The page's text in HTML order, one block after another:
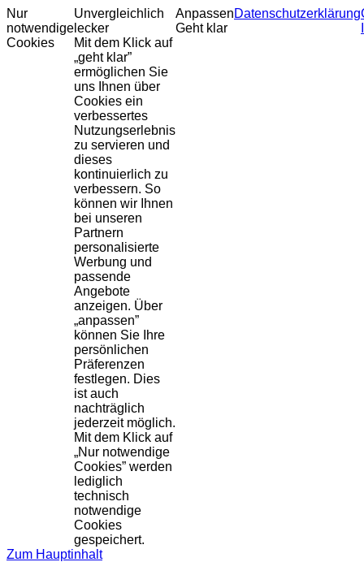
Nur
notwendige
Cookies
Unvergleichlich
lecker
Mit dem Klick auf
„geht klar”
ermöglichen Sie
uns Ihnen über
Cookies ein
verbessertes
Nutzungserlebnis
zu servieren und
dieses
kontinuierlich zu
verbessern. So
können wir Ihnen
bei unseren
Partnern
personalisierte
Werbung und
passende
Angebote
anzeigen. Über
„anpassen”
können Sie Ihre
persönlichen
Präferenzen
festlegen. Dies
ist auch
nachträglich
jederzeit möglich.
Mit dem Klick auf
„Nur notwendige
Cookies” werden
lediglich
technisch
notwendige
Cookies
gespeichert.
Anpassen
Geht klar
Datenschutzerklärung
Zum Hauptinhalt